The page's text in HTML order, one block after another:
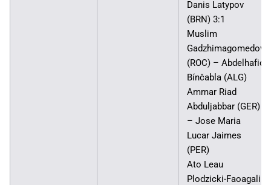
Danis Latypov
(BRN) 3:1
Muslim
Gadzhimagomedov
(ROC) – Abdelhafid
Bínčabla (ALG)
Ammar Riad
Abduljabbar (GER)
– Jose Maria
Lucar Jaimes
(PER)
Ato Leau
Plodzicki-Faoagali